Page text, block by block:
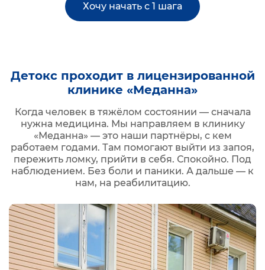
Хочу начать с 1 шага
Детокс проходит в лицензированной
клинике «Меданна»
Когда человек в тяжёлом состоянии — сначала
нужна медицина. Мы направляем в клинику
«Меданна» — это наши партнёры, с кем
работаем годами. Там помогают выйти из запоя,
пережить ломку, прийти в себя. Спокойно. Под
наблюдением. Без боли и паники. А дальше — к
нам, на реабилитацию.